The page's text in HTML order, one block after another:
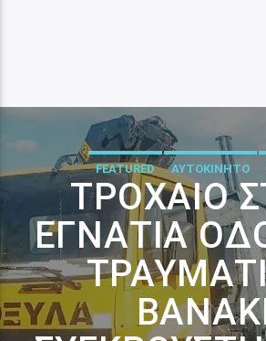
FEATURED ΑΥΤΟΚΙΝΗΤΟ
ΤΡΟΧΑΊΟ
ΕΓΝΑΤΊΑ